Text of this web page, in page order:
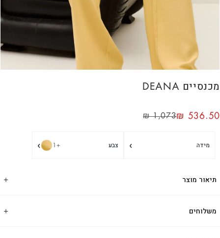
מכנסיים DEANA
₪1,073₪ 536.50
מידה › צבע +1
›
תיאור מוצר
משלוחים